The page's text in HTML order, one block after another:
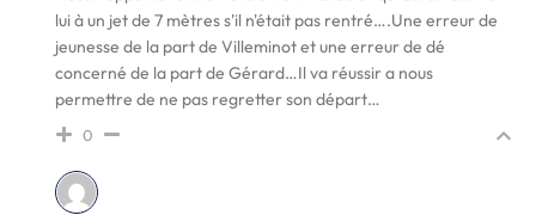
lui à un jet de 7 mètres s'il n'était pas rentré….Une erreur de
jeunesse de la part de Villeminot et une erreur de dé
concerné de la part de Gérard…Il va réussir a nous
permettre de ne pas regretter son départ…
0